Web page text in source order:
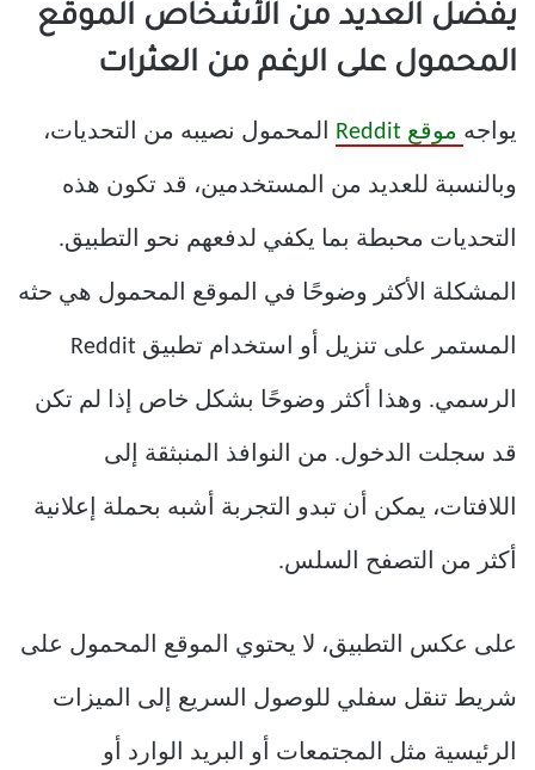
يفضل العديد من الأشخاص الموقع
المحمول على الرغم من العثرات
يواجه موقع Reddit المحمول نصيبه من التحديات،
وبالنسبة للعديد من المستخدمين، قد تكون هذه
التحديات محبطة بما يكفي لدفعهم نحو التطبيق.
المشكلة الأكثر وضوحًا في الموقع المحمول هي حثه
المستمر على تنزيل أو استخدام تطبيق Reddit
الرسمي. وهذا أكثر وضوحًا بشكل خاص إذا لم تكن
قد سجلت الدخول. من النوافذ المنبثقة إلى
اللافتات، يمكن أن تبدو التجربة أشبه بحملة إعلانية
أكثر من التصفح السلس.
على عكس التطبيق، لا يحتوي الموقع المحمول على
شريط تنقل سفلي للوصول السريع إلى الميزات
الرئيسية مثل المجتمعات أو البريد الوارد أو